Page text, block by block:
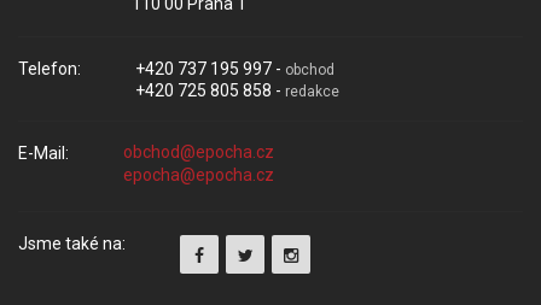
Telefon: +420 737 195 997 - obchod
+420 725 805 858 - redakce
E-Mail:
Jsme také na: